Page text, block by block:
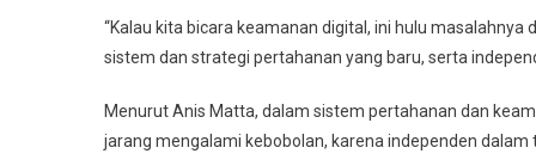
“Kalau kita bicara keamanan digital, ini hulu
sistem dan strategi pertahanan yang baru, serta
Menurut Anis Matta, dalam sistem pertahanan dan
jarang mengalami kebobolan, karena independen dalam